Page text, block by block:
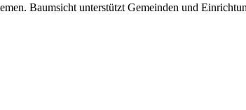
Baumsicht unterstützt Gemeinden und